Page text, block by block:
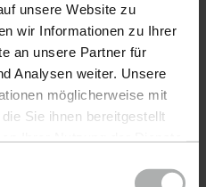
unsere Website zu
wir Informationen zu Ihrer
an unsere Partner für
Analysen weiter. Unsere
möglicherweise mit
Sie ihnen bereitgestellt
finden Sie unter